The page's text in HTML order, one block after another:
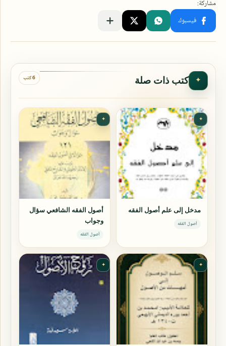
✦ كتب ذات صلة 6 كتب
✦
مدخل إلى علم أصول الفقه
أصول الفقه
✦
أصول الفقه الشافعي سؤال
وجواب
أصول الفقه
✦
✦